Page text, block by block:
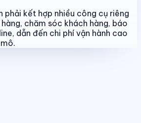
phải kết hợp nhiều công cụ riêng
hàng, chăm sóc khách hàng, báo
dẫn đến chi phí vận hành cao